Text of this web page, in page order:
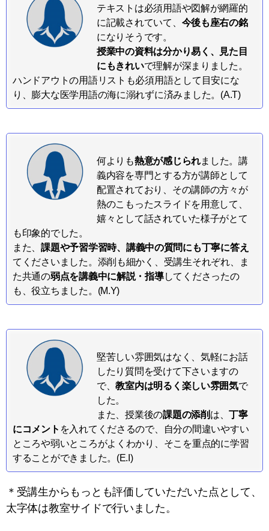
テキストは必須用語や図解が網羅的
に記載されていて、 今後も座右の銘
になりそうです。
授業中の資料は分かり易く、見た目
にもきれいで理解が深まりました。
ハンドアウトの用語リストも必須用語として目安にな
り、膨大な医学用語の海に溺れずに済みました。(A.T)
何よりも熱意が感じられました。講
義内容を専門とする方が講師として
配置されており、その講師の方々が
熱のこもったスライドを用意して、
嬉々として話されていた様子がとて
も印象的でした。
また、課題や予習学習時、講義中の質問にも丁寧に答え
てくださいました。添削も細かく、受講生それぞれ、ま
た共通の弱点を講義中に解説・指導してくださったの
も、役立ちました。(M.Y)
堅苦しい雰囲気はなく、気軽にお話
したり質問を受けて下さいますの
で、教室内は明るく楽しい雰囲気で
した。
また、授業後の課題の添削 は、丁寧
にコメント を入れてくださるので、自分の間違いやすい
ところや弱いところがよくわかり、そこを重点的に学習
することができました。(E.I)
＊受講生からもっとも評価していただいた点として、
太字体は教室サイドで行いました。